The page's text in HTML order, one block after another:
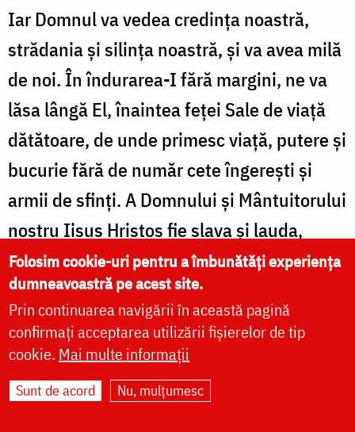
Iar Domnul va vedea credinţa noastră,
strădania şi silinţa noas­tră, şi va avea milă
de noi. În îndurarea-I fără margini, ne va
lăsa lângă El, înaintea feţei Sale de viaţă
dătătoare, de unde primesc viaţă, putere şi
bucurie fără de număr cete îngereşti şi
armii de sfinţi. A Domnului şi Mântuitorului
nostru Iisus Hristos fie slava şi lauda,
împreună cu Tatăl şi cu Duhul Sfânt,
Treimea cea deofiinţă şi nedespărţită,
acum şi pururea şi în vecii vecilor. Amin!
Folosim cookie-uri pentru a îmbunătăți experiența
dumneavoastră pe acest site.
Prin continuarea navigării în această pagină
confirmați acceptarea utilizării fișierelor de tip
cookie. Mai multe informații
Sunt de acord Nu, mulțumesc